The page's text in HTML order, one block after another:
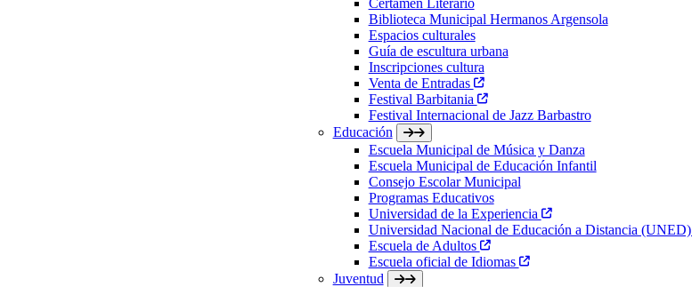
Biblioteca Municipal Hermanos Argensola
Espacios culturales
Guía de escultura urbana
Inscripciones cultura
Venta de Entradas
Festival Barbitania
Festival Internacional de Jazz Barbastro
Educación
Escuela Municipal de Música y Danza
Escuela Municipal de Educación Infantil
Consejo Escolar Municipal
Programas Educativos
Universidad de la Experiencia
Universidad Nacional de Educación a Distancia (UNED)
Escuela de Adultos
Escuela oficial de Idiomas
Juventud